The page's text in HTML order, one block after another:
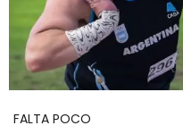
FALTA POCO